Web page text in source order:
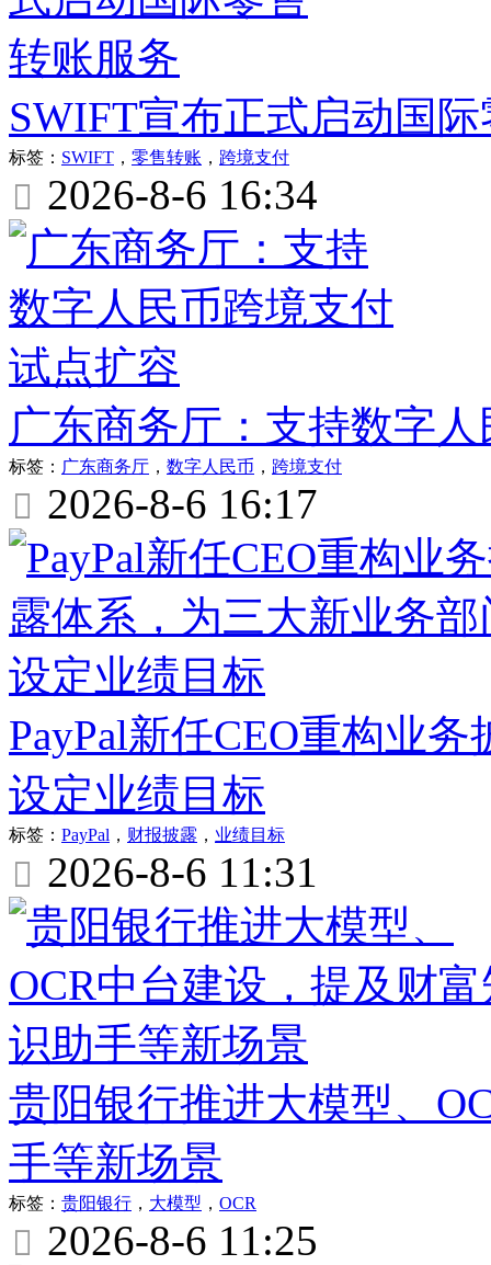
SWIFT宣布正式启动国
标签： SWIFT ， 零售转账 ， 跨境支付
 2026-8-6 16:34
广东商务厅：支持数字
标签： 广东商务厅 ， 数字人民币 ， 跨境支付
 2026-8-6 16:17
PayPal新任CEO重构业
设定业绩目标
标签： PayPal ， 财报披露 ， 业绩目标
 2026-8-6 11:31
贵阳银行推进大模型、
手等新场景
标签： 贵阳银行 ， 大模型 ， OCR
 2026-8-6 11:25